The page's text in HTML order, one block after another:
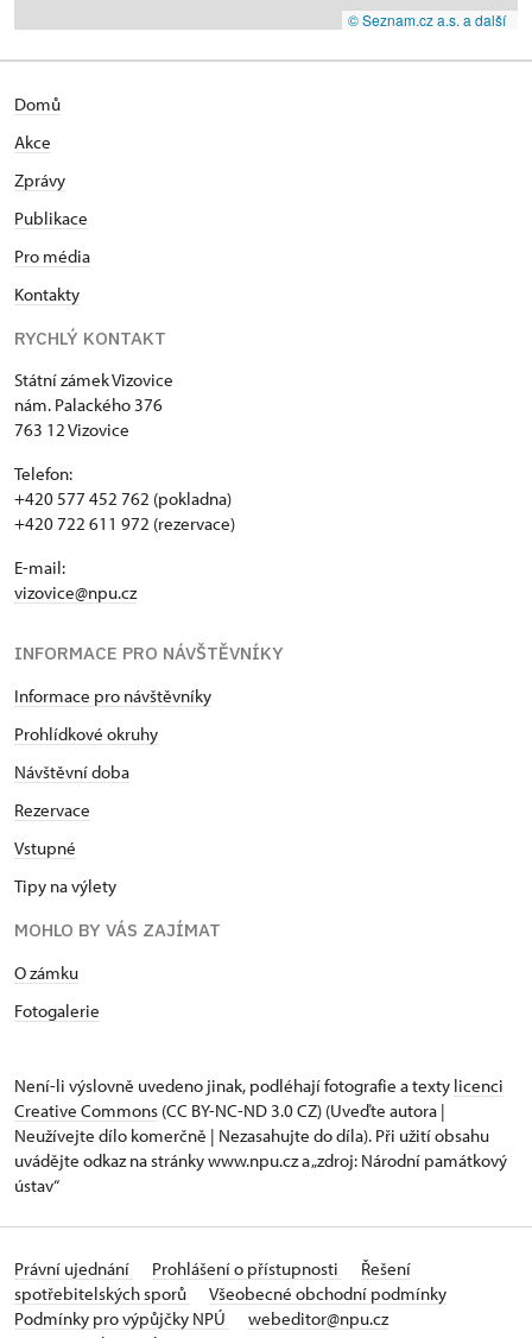
© Seznam.cz a.s. a další
Domů
Akce
Zprávy
Publikace
Pro média
Kontakty
RYCHLÝ KONTAKT
Státní zámek Vizovice
nám. Palackého 376
763 12 Vizovice
Telefon:
+420 577 452 762 (pokladna)
+420 722 611 972 (rezervace)
E-mail:
vizovice@npu.cz
INFORMACE PRO NÁVŠTĚVNÍKY
Informace pro návštěvníky
Prohlídkové okruhy
Návštěvní doba
Rezervace
Vstupné
Tipy na výlety
MOHLO BY VÁS ZAJÍMAT
O zámku
Fotogalerie
Není-li výslovně uvedeno jinak, podléhají fotografie a texty licenci
Creative Commons (CC BY-NC-ND 3.0 CZ) (Uveďte autora |
Neužívejte dílo komerčně | Nezasahujte do díla). Při užití obsahu
uvádějte odkaz na stránky www.npu.cz a „zdroj: Národní památkový
ústav“
Právní ujednání Prohlášení o přístupnosti
Řešení
spotřebitelských sporů
Všeobecné obchodní podmínky
Podmínky pro výpůjčky NPÚ
webeditor@npu.cz